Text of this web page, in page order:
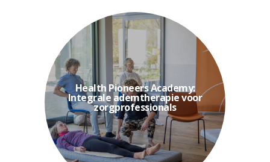
Health Pioneers Academy:
Integrale ademtherapie voor
zorgprofessionals
Ademhaling speelt een belangrijke
rol in het herstel van cliënten met
stressgerelateerde klachten,
longproblematiek of
inspanningsgebonden beperkingen.
Toch blijft ademtherapie...